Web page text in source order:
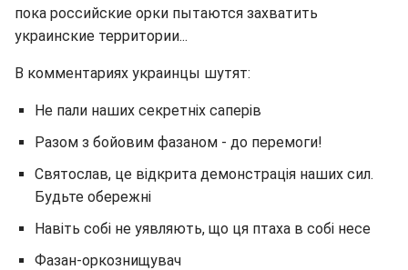
пока российские орки пытаются захватить
украинские территории...
В комментариях украинцы шутят:
Не пали наших секретніх саперів
Разом з бойовим фазаном - до перемоги!
Святослав, це відкрита демонстрація наших сил.
Будьте обережні
Навіть собі не уявляють, що ця птаха в собі несе
Фазан-оркознищувач